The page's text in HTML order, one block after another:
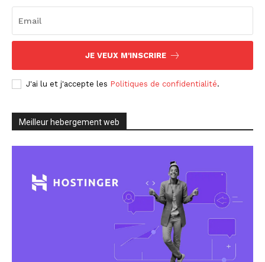
JE VEUX M'INSCRIRE
J'ai lu et j'accepte les Politiques de confidentialité.
Meilleur hebergement web